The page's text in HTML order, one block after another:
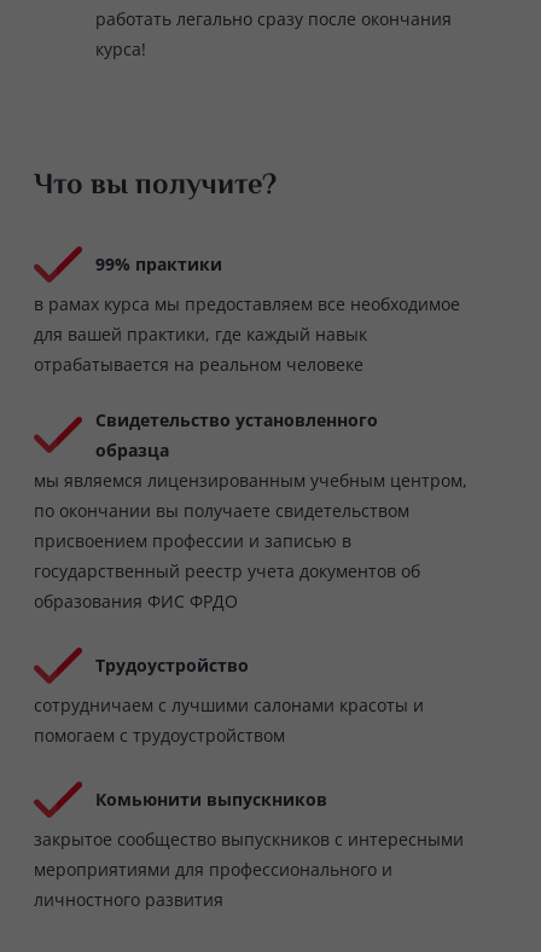
работать легально сразу после окончания
курса!
Что вы получите?
99% практики
в рамах курса мы предоставляем все необходимое
для вашей практики, где каждый навык
отрабатывается на реальном человеке
Свидетельство установленного
образца
мы являемся лицензированным учебным центром,
по окончании вы получаете свидетельством
присвоением профессии и записью в
государственный реестр учета документов об
образования ФИС ФРДО
Трудоустройство
сотрудничаем с лучшими салонами красоты и
помогаем с трудоустройством
Комьюнити выпускников
закрытое сообщество выпускников с интересными
мероприятиями для профессионального и
личностного развития